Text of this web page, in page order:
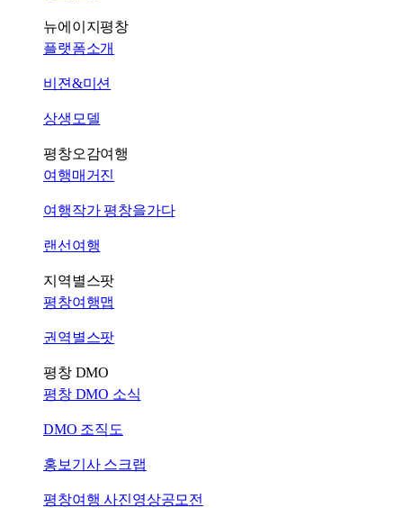
뉴에이지평창
플랫폼소개
비젼&미션
상생모델
평창오감여행
여행매거진
여행작가 평창을가다
랜선여행
지역별스팟
평창여행맵
권역별스팟
평창 DMO
평창 DMO 소식
DMO 조직도
홍보기사 스크랩
평창여행 사진영상공모전